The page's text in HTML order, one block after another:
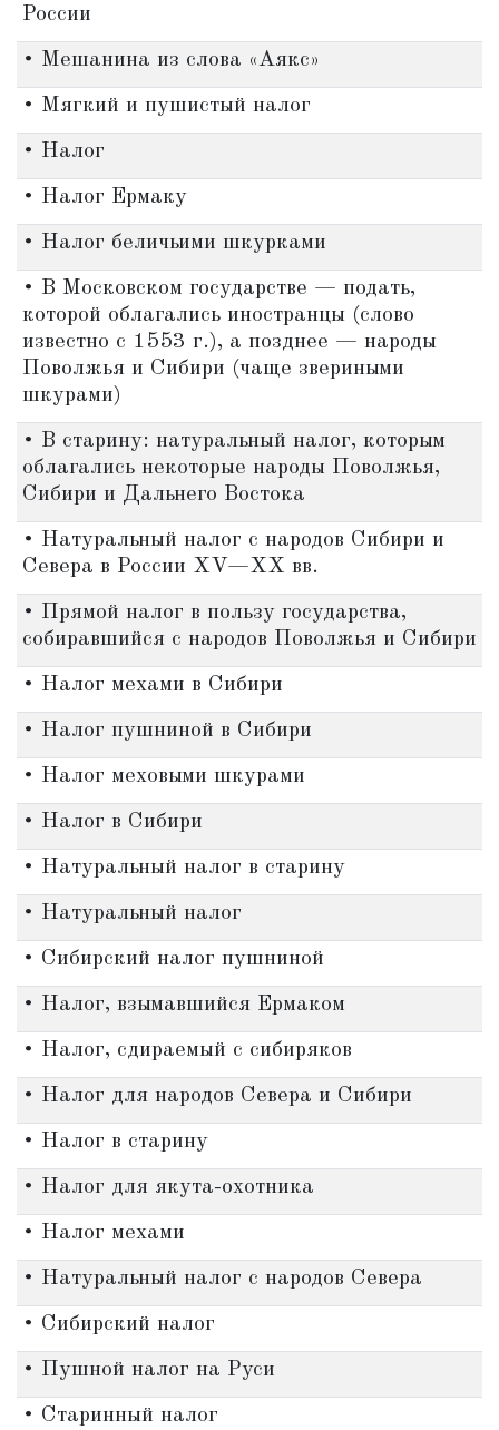
России
• Мешанина из слова «Аякс»
• Мягкий и пушистый налог
• Налог
• Налог Ермаку
• Налог беличьими шкурками
• В Московском государстве — подать,
которой облагались иностранцы (слово
известно с 1553 г.), а позднее — народы
Поволжья и Сибири (чаще звериными
шкурами)
• В старину: натуральный налог, которым
облагались некоторые народы Поволжья,
Сибири и Дальнего Востока
• Натуральный налог с народов Сибири и
Севера в России XV—XX вв.
• Прямой налог в пользу государства,
собиравшийся с народов Поволжья и Сибири
• Налог мехами в Сибири
• Налог пушниной в Сибири
• Налог меховыми шкурами
• Налог в Сибири
• Натуральный налог в старину
• Натуральный налог
• Сибирский налог пушниной
• Налог, взымавшийся Ермаком
• Налог, сдираемый с сибиряков
• Налог для народов Севера и Сибири
• Налог в старину
• Налог для якута-охотника
• Налог мехами
• Натуральный налог с народов Севера
• Сибирский налог
• Пушной налог на Руси
• Старинный налог